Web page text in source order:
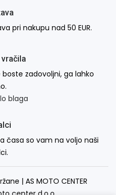
pri nakupu nad 50 EUR.
zadovoljni, ga lahko
blaga
časa so vam na voljo naši
| AS MOTO CENTER